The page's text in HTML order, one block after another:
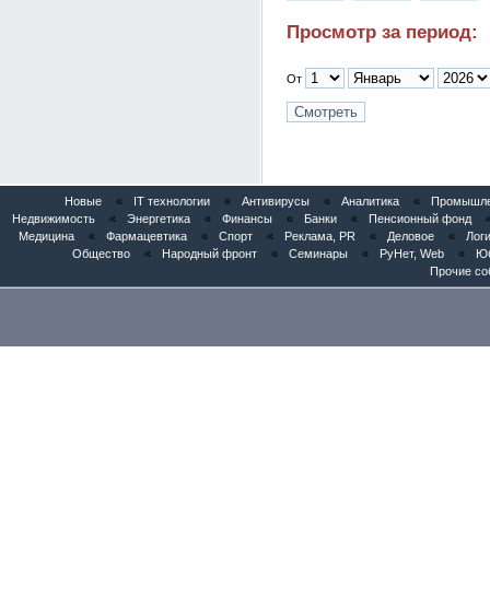
Просмотр за период:
От
Новые « IT технологии « Антивирусы « Аналитика «
Недвижимость
« Энергетика « Финансы « Банки « Пенсионный фонд
Медицина
« Фармацевтика « Спорт « Реклама, PR « Деловое «
Общество
« Народный фронт « Семинары « РуНет, Web «
Прочие